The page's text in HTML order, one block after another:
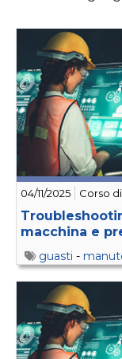
04/11/2025 Corso
macchina e
guasti -